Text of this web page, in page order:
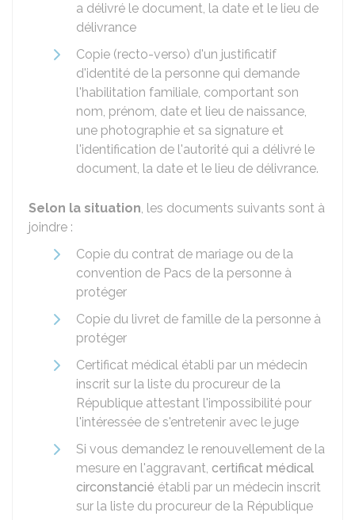
a délivré le document, la date et le lieu de
délivrance
Copie (recto-verso) d'un justificatif
d'identité de la personne qui demande
l'habilitation familiale, comportant son
nom, prénom, date et lieu de naissance,
une photographie et sa signature et
l'identification de l'autorité qui a délivré le
document, la date et le lieu de délivrance.
Selon la situation, les documents suivants sont à
joindre :
Copie du contrat de mariage ou de la
convention de Pacs de la personne à
protéger
Copie du livret de famille de la personne à
protéger
Certificat médical établi par un médecin
inscrit sur la liste du procureur de la
République attestant l'impossibilité pour
l'intéressée de s'entretenir avec le juge
Si vous demandez le renouvellement de la
mesure en l'aggravant, certificat médical
circonstancié établi par un médecin inscrit
sur la liste du procureur de la République